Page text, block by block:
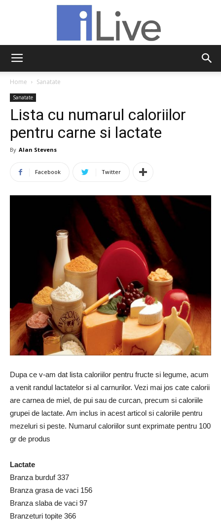
Home Sanatate
Sanatate
Lista cu numarul caloriilor
pentru carne si lactate
By Alan Stevens
Facebook Twitter
Dupa ce v-am dat lista caloriilor pentru fructe si legume, acum
a venit randul lactatelor si al carnurilor. Vezi mai jos cate calorii
are carnea de miel, de pui sau de curcan, precum si caloriile
grupei de lactate. Am inclus in acest articol si caloriile pentru
mezeluri si peste. Numarul caloriilor sunt exprimate pentru 100
gr de produs
Lactate
Branza burduf 337
Branza grasa de vaci 156
Branza slaba de vaci 97
Branzeturi topite 366